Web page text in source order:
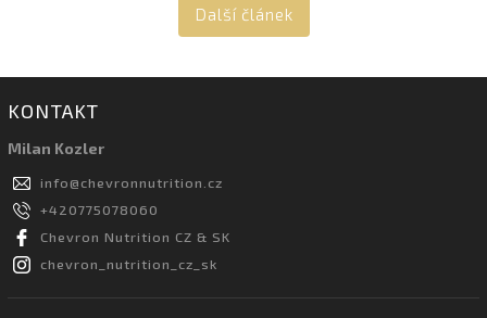
Další článek
KONTAKT
Milan Kozler
info@chevronnutrition.cz
+420775078060
Chevron Nutrition CZ & SK
chevron_nutrition_cz_sk